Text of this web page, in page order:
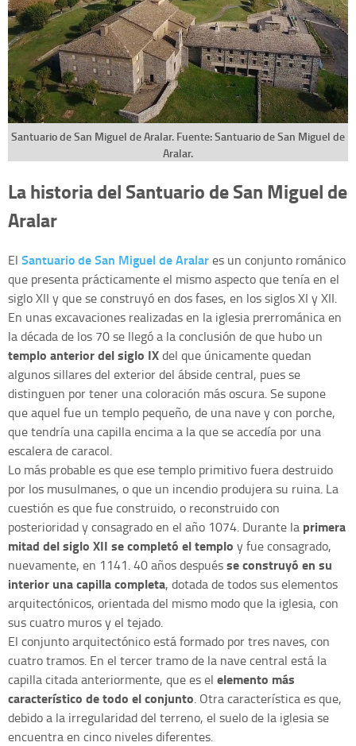
Santuario de San Miguel de Aralar. Fuente: Santuario de San Miguel de
Aralar.
La historia del Santuario de San Miguel de
Aralar
El Santuario de San Miguel de Aralares un conjunto románico
que presenta prácticamente el mismo aspecto que tenía en el
siglo XII y que se construyó en dos fases, en los siglos XI y XII.
En unas excavaciones realizadas en la iglesia prerrománica en
la década de los 70 se llegó a la conclusión de que hubo un
templo anterior del siglo IXdel que únicamente quedan
algunos sillares del exterior del ábside central, pues se
distinguen por tener una coloración más oscura. Se supone
que aquel fue un templo pequeño, de una nave y con porche,
que tendría una capilla encima a la que se accedía por una
escalera de caracol.
Lo más probable es que ese templo primitivo fuera destruido
por los musulmanes, o que un incendio produjera su ruina. La
cuestión es que fue construido, o reconstruido con
posterioridad y consagrado en el año 1074. Durante la primera
mitad del siglo XII se completó el templo y fue consagrado,
nuevamente, en 1141. 40 años despuésse construyó en su
interior una capilla completa, dotada de todos sus elementos
arquitectónicos, orientada del mismo modo que la iglesia, con
sus cuatro muros y el tejado.
El conjunto arquitectónico está formado por tres naves, con
cuatro tramos. En el tercer tramo de la nave central está la
capilla citada anteriormente, que es el elemento más
característico de todo el conjunto. Otra característica es que,
debido a la irregularidad del terreno, el suelo de la iglesia se
encuentra en cinco niveles diferentes.